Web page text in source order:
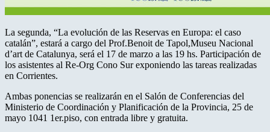
La segunda, “La evolución de las Reservas en Europa: el caso
catalán”, estará a cargo del Prof.Benoit de Tapol,Museu Nacional
d’art de Catalunya, será el 17 de marzo a las 19 hs. Participación de
los asistentes al Re-Org Cono Sur exponiendo las tareas realizadas
en Corrientes.
Ambas ponencias se realizarán en el Salón de Conferencias del
Ministerio de Coordinación y Planificación de la Provincia, 25 de
mayo 1041 1er.piso, con entrada libre y gratuita.